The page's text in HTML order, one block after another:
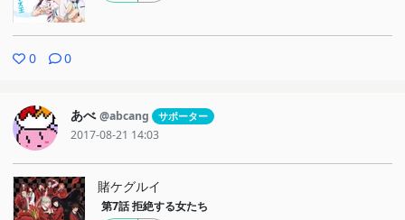
0 0
あべ @abcang サポーター
2017-08-21 14:03
賭ケグルイ
第7話 拒絶する女たち